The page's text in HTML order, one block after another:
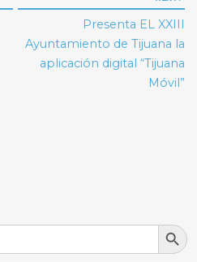
Presenta EL XXIII
Ayuntamiento de Tijuana la
aplicación digital “Tijuana
Móvil”
Search